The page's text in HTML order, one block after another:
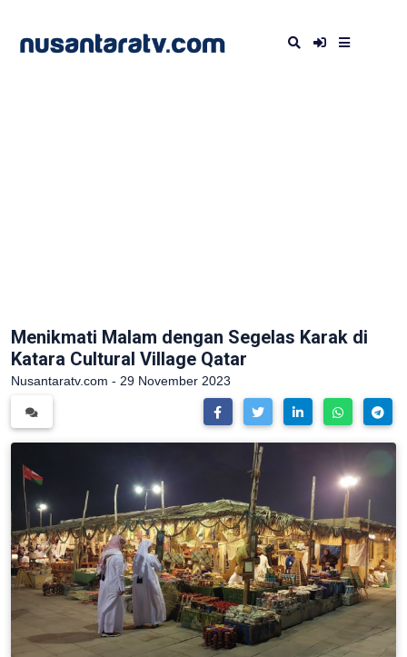
Menikmati Malam dengan Segelas Karak di
Katara Cultural Village Qatar
Nusantaratv.com - 29 November 2023